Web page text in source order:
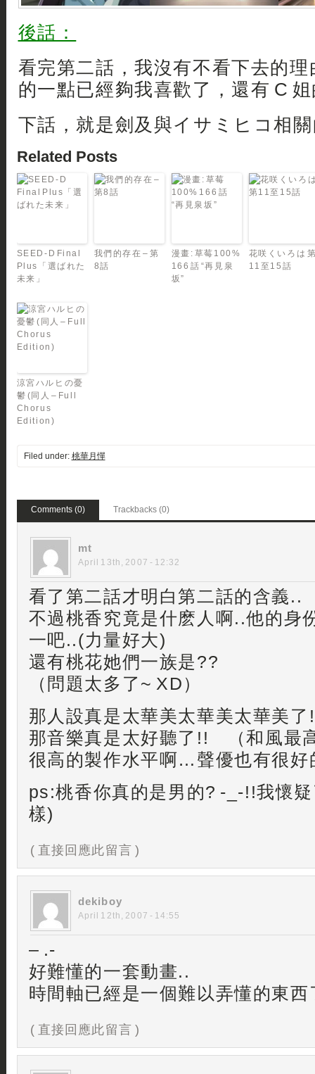
後話：
看完第二話，我沒有不看下去的
的一點已經夠我喜歡了，還有 C
下話，就是劍及與イサミヒコ相
Related Posts
SEED-D Final
Plus「選ばれた
未来」
我們的存在 – 第
8話
漫畫: 草莓100%
166 話 “再見泉
坂”
花咲くいろは
11至15話
涼宮ハルヒの憂
鬱 (同人 – Full
Chorus
Edition)
Filed under: 桃華月憚
Comments (0) Trackbacks (0)
mt
April 13th, 2007 - 12:32
看了第二話才明白第二話的含義..
不過桃香究竟是什麽人啊..他的身
一吧..(力量好大)
還有桃花她們一族是??
（問題太多了~ XD）
那人設真是太華美太華美太華美了
那音樂真是太好聽了!! （和風最
很高的製作水平啊…聲優也有很好
ps:桃香你真的是男的? -_-!!我懷
樣)
( 直接回應此留言 )
dekiboy
April 12th, 2007 - 14:55
– .-
好難懂的一套動畫..
時間軸已經是一個難以弄懂的東西
( 直接回應此留言 )